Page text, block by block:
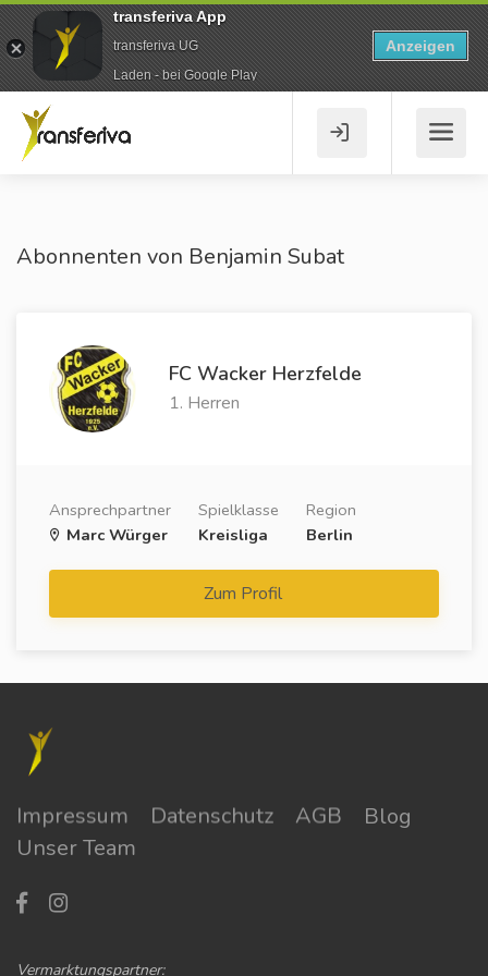
Abonnenten von Benjamin Subat
FC Wacker Herzfelde
1. Herren
Ansprechpartner
Marc Würger
Spielklasse
Kreisliga
Region
Berlin
Zum Profil
Impressum Datenschutz AGB
Blog
Unser Team
Vermarktungspartner:
transferiva App
transferiva UG
Laden - bei Google Play
Anzeigen